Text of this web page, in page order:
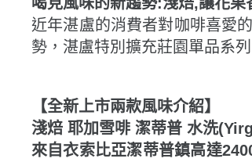
近年湛盧的消費者對咖啡喜愛
勢，湛盧特別擴充莊園單品系
【全新上市兩款風味介紹】
淺焙 耶加雪啡 潔蒂普 水洗
來自衣索比亞潔蒂普鎮高達